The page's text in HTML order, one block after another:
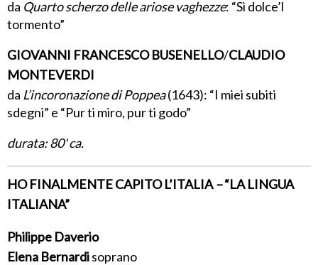
da Quarto scherzo delle ariose vaghezze: “Sì dolce’l
tormento”
GIOVANNI FRANCESCO BUSENELLO/CLAUDIO
MONTEVERDI
da L’incoronazione di Poppea(1643): “I miei subiti
sdegni” e “Pur ti miro, pur ti godo”
durata: 80' ca.
HO FINALMENTE CAPITO L’ITALIA–“LA LINGUA
ITALIANA”
Philippe Daverio
Elena Bernardisoprano